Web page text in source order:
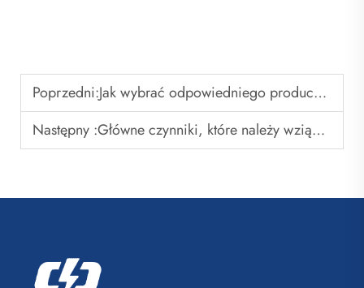
Poprzedni:Jak wybrać odpowiedniego producenta niestandardowych koszulek drużynowych dla swojej marki
Następny :Główne czynniki, które należy wziąć pod uwagę przy zamawianiu niestandardowych koszulek piłkarskich